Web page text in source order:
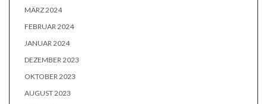
MÄRZ 2024
FEBRUAR 2024
JANUAR 2024
DEZEMBER 2023
OKTOBER 2023
AUGUST 2023